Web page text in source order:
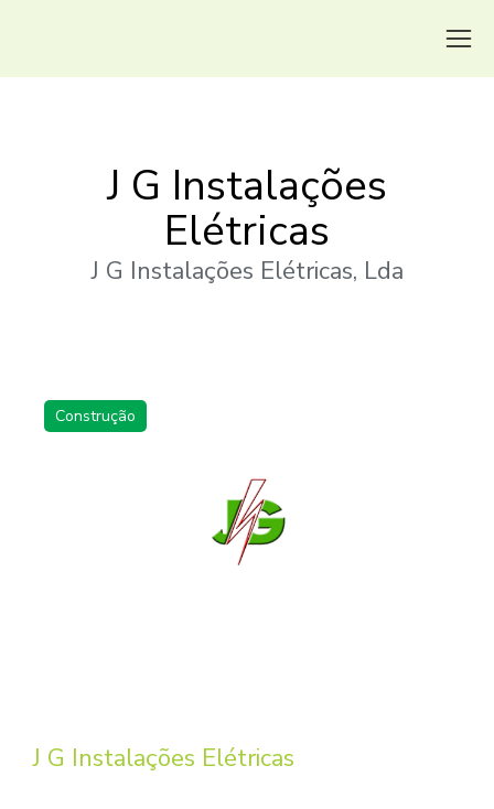
J G Instalações
Elétricas
J G Instalações Elétricas, Lda
Construção
J G Instalações Elétricas